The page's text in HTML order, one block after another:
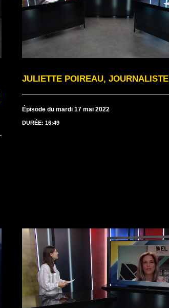
JULIETTE POIREAU, JOURNALISTE
Épisode du mardi 17 mai 2022
DURÉE: 16:49